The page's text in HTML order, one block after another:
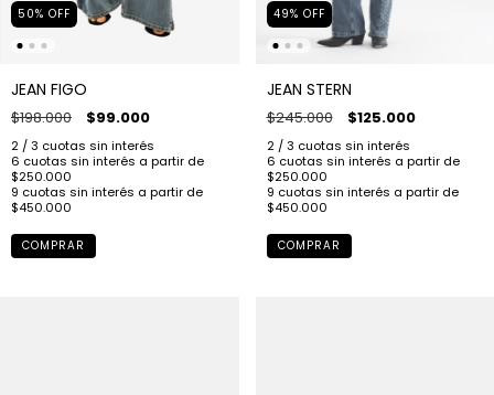
50% OFF
JEAN FIGO
$198.000 $99.000
COMPRAR
49% OFF
JEAN STERN
$245.000 $125.000
COMPRAR